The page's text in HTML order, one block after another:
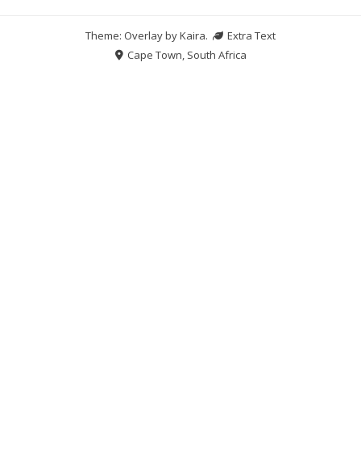
Theme: Overlay byKaira.
Extra Text
Cape Town, South Africa